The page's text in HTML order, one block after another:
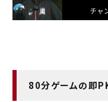
80分ゲームの即